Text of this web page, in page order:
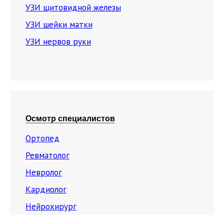
УЗИ щитовидной железы
УЗИ шейки матки
УЗИ нервов руки
Осмотр специалистов
Ортопед
Ревматолог
Невролог
Кардиолог
Нейрохирург